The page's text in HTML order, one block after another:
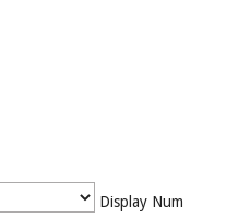
Display Num